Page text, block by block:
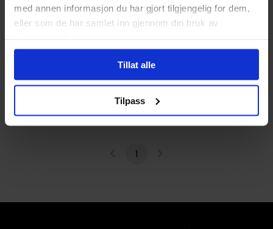
med annen informasjon du har gjort tilgjengelig for dem,
eller som de har samlet inn gjennom din bruk av
Tillat alle
Tilpass
Ville Poter ( 1) Revefarmen
Hardcover · Norsk Bokmål
1